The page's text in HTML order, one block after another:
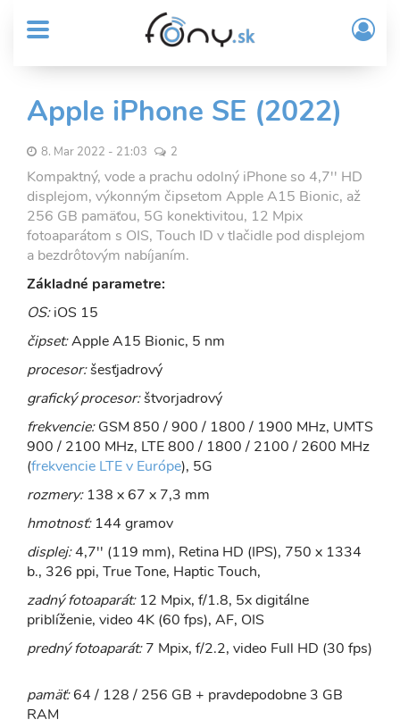
obsah
MENU
Sub
Header
menu
User
account
menu
/
Apple iPhone SE (2022)
8. Mar 2022 - 21:03 2
Kompaktný, vode a prachu odolný iPhone so 4,7'' HD
displejom, výkonným čipsetom Apple A15 Bionic, až
256 GB pamäťou, 5G konektivitou, 12 Mpix
fotoaparátom s OIS, Touch ID v tlačidle pod displejom
a bezdrôtovým nabíjaním.
Základné parametre:
OS:iOS 15
čipset:Apple A15 Bionic, 5 nm
procesor:šesťjadrový
grafický procesor:štvorjadrový
frekvencie:GSM 850 / 900 / 1800 / 1900 MHz, UMTS
900 / 2100 MHz, LTE 800 / 1800 / 2100 / 2600 MHz
(frekvencie LTE v Európe), 5G
rozmery: 138 x 67 x 7,3 mm
hmotnosť: 144 gramov
displej:4,7'' (119 mm), Retina HD (IPS), 750 x 1334
b., 326 ppi, True Tone, Haptic Touch,
zadný fotoaparát:12 Mpix, f/1.8, 5x digitálne
priblíženie, video 4K (60 fps), AF, OIS
predný fotoaparát:7 Mpix, f/2.2, video Full HD (30 fps)
pamäť:64 / 128 / 256 GB + pravdepodobne 3 GB
RAM